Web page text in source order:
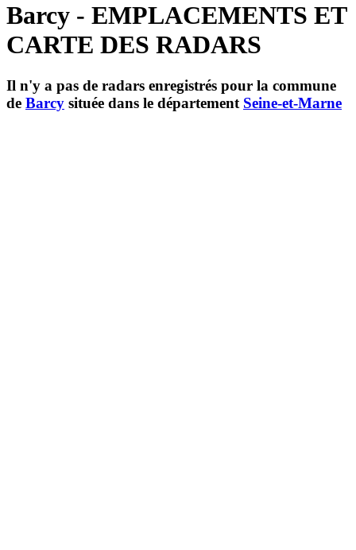
Barcy - EMPLACEMENTS ET
CARTE DES RADARS
Il n'y a pas de radars enregistrés pour la commune
de Barcy située dans le département Seine-et-Marne